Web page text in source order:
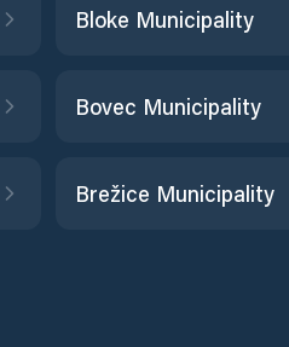
Bloke Municipality
Bovec Municipality
Brežice Municipality